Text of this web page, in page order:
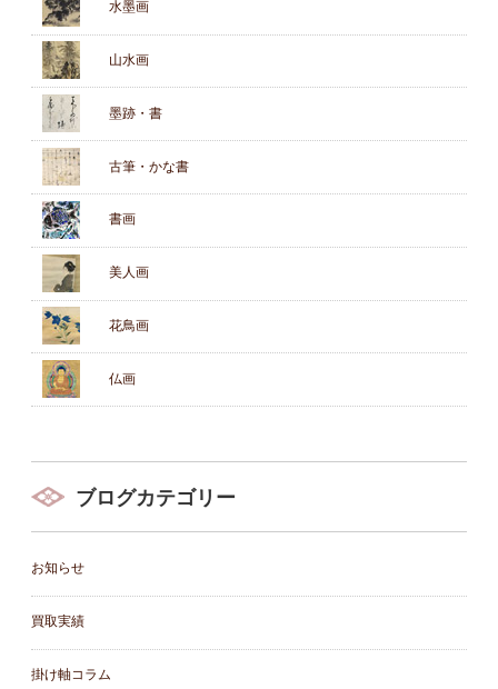
水墨画
山水画
墨跡・書
古筆・かな書
書画
美人画
花鳥画
仏画
ブログカテゴリー
お知らせ
買取実績
掛け軸コラム